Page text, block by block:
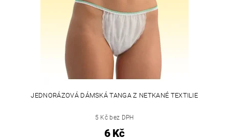
JEDNORÁZOVÁ DÁMSKÁ TANGA Z NETKANÉ TEXTILIE
5 Kč bez DPH
6 Kč